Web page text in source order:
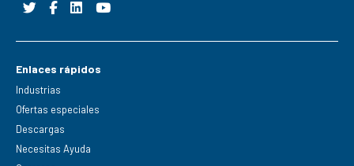
Enlaces rápidos
Industrias
Ofertas especiales
Descargas
Necesitas Ayuda